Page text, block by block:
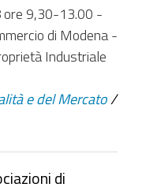
ore 9,30-13.00 -
di Modena -
Industriale
e del Mercato /
di